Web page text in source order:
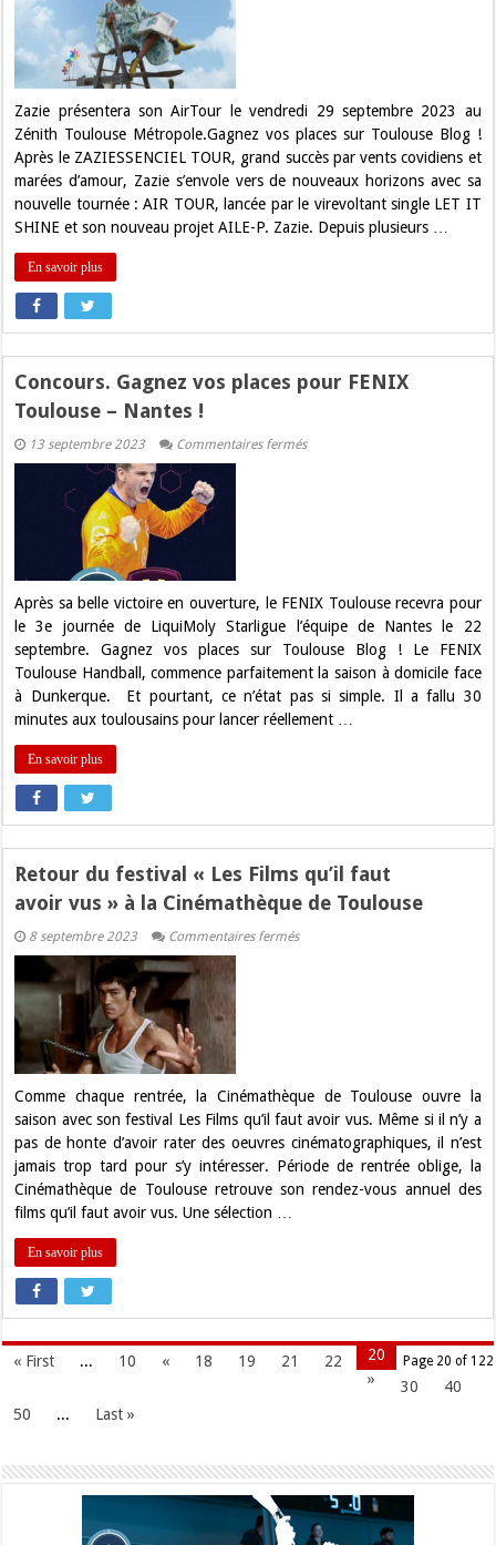
!
Zazie présentera son AirTour le vendredi 29 septembre 2023 au
Zénith Toulouse Métropole.Gagnez vos places sur Toulouse Blog !
Après le ZAZIESSENCIEL TOUR, grand succès par vents covidiens et
marées d’amour, Zazie s’envole vers de nouveaux horizons avec sa
nouvelle tournée : AIR TOUR, lancée par le virevoltant single LET IT
SHINE et son nouveau projet AILE-P. Zazie. Depuis plusieurs …
En savoir plus
Concours. Gagnez vos places pour FENIX
Toulouse – Nantes !
13 septembre 2023 Commentaires ferméssur
!
Après sa belle victoire en ouverture, le FENIX Toulouse recevra pour
le 3e journée de LiquiMoly Starligue l’équipe de Nantes le 22
septembre. Gagnez vos places sur Toulouse Blog ! Le FENIX
Toulouse Handball, commence parfaitement la saison à domicile face
à Dunkerque. Et pourtant, ce n’état pas si simple. Il a fallu 30
minutes aux toulousains pour lancer réellement …
En savoir plus
Retour du festival « Les Films qu’il faut
avoir vus » à la Cinémathèque de Toulouse
8 septembre 2023 Commentaires ferméssur
la
Cinémathèque
de
Toulouse
Comme chaque rentrée, la Cinémathèque de Toulouse ouvre la
saison avec son festival Les Films qu’il faut avoir vus. Même si il n’y a
pas de honte d’avoir rater des oeuvres cinématographiques, il n’est
jamais trop tard pour s’y intéresser. Période de rentrée oblige, la
Cinémathèque de Toulouse retrouve son rendez-vous annuel des
films qu’il faut avoir vus. Une sélection …
En savoir plus
Page 20 of 122
« First ... 10 « 18 19 20
21
22
»
30
40
50
... Last »